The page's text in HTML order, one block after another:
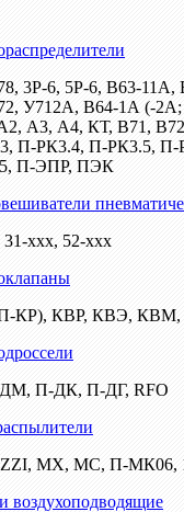
3Р-6, 5Р-6, В63-11А,
У712А, В64-1А (-
А3, А4, КТ, В71,
П-РК3.4, П-РК3.5, П-
П-ЭПР, ПЭК
31-ххх, 52-ххх
КР), КВР, КВЭ,
П-ДК, П-ДГ, RFO
МХ, МС, П-МК06,
воздухоподводящие